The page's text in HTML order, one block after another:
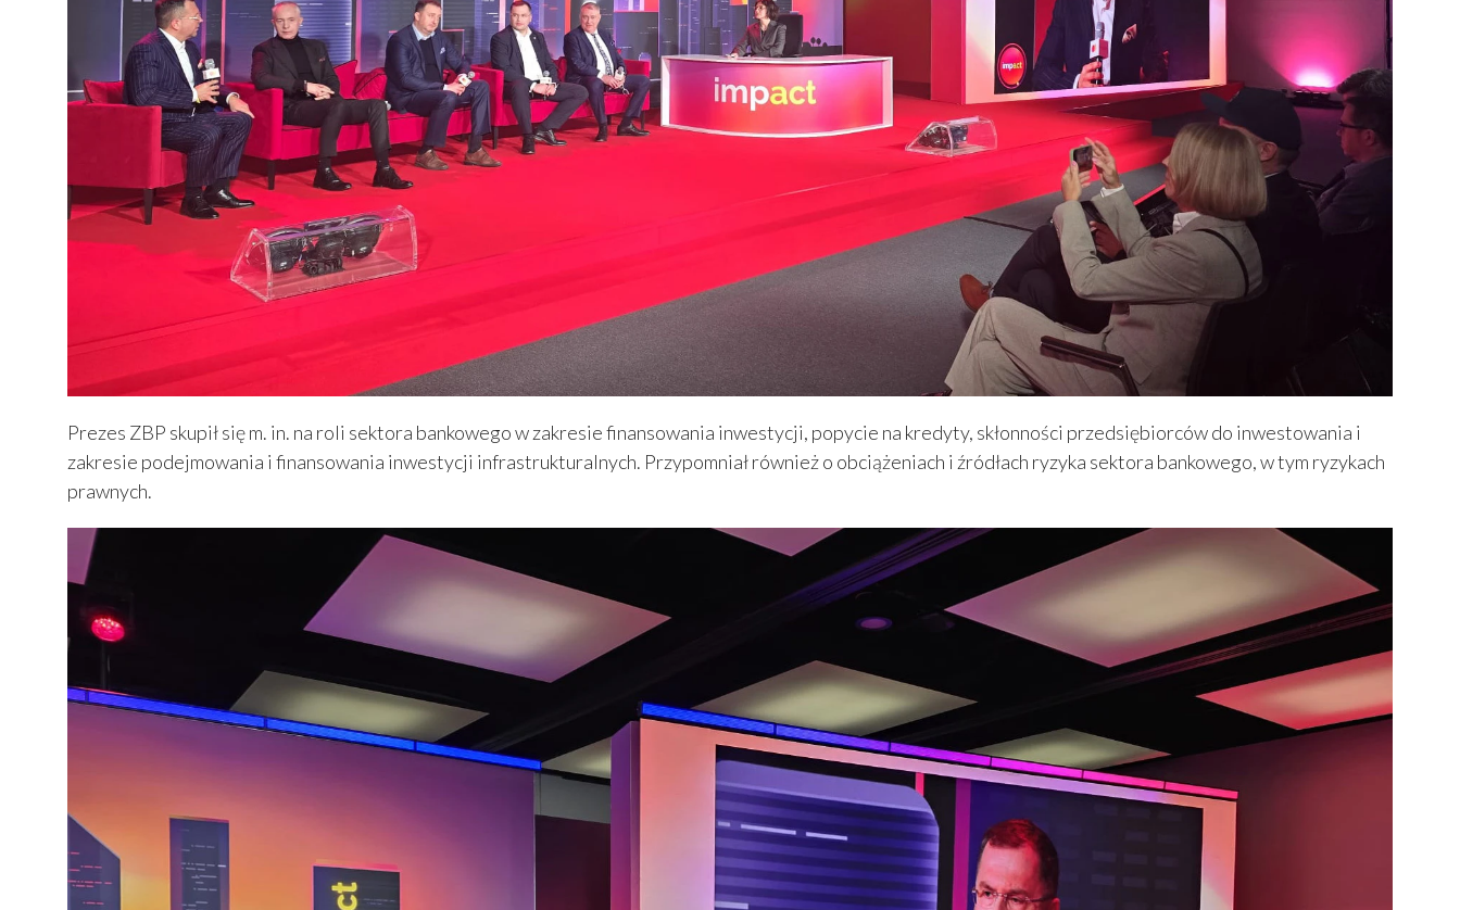
Prezes ZBP skupił się m. in. na roli sektora bankowego w zakresie finansowania inwestycji, popycie na kredyty, skłonności przedsiębiorców do inwestowania i
zakresie podejmowania i finansowania inwestycji infrastrukturalnych. Przypomniał również o obciążeniach i źródłach ryzyka sektora bankowego, w tym ryzykach
prawnych.